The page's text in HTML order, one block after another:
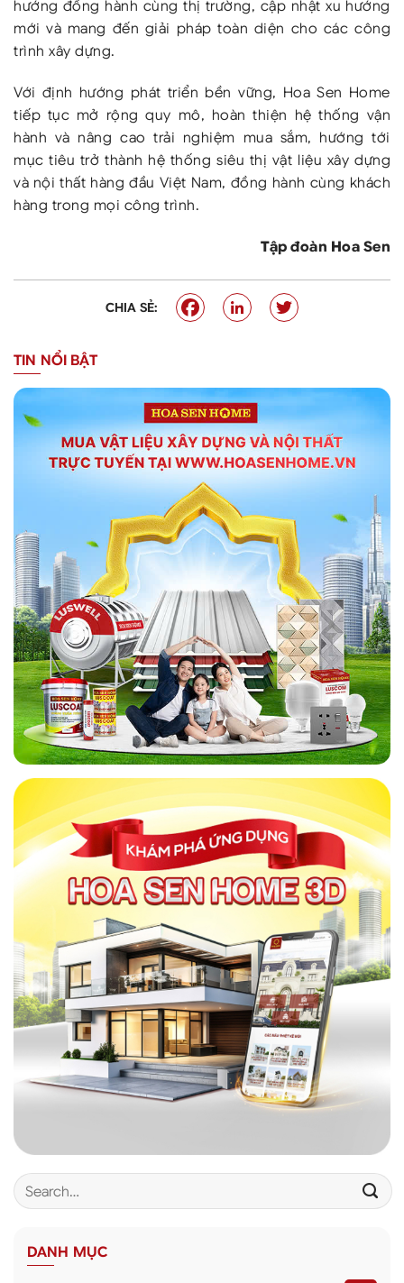
hướng đồng hành cùng thị trường, cập nhật xu hướng
mới và mang đến giải pháp toàn diện cho các công
trình xây dựng.
Với định hướng phát triển bền vững, Hoa Sen Home
tiếp tục mở rộng quy mô, hoàn thiện hệ thống vận
hành và nâng cao trải nghiệm mua sắm, hướng tới
mục tiêu trở thành hệ thống siêu thị vật liệu xây dựng
và nội thất hàng đầu Việt Nam, đồng hành cùng khách
hàng trong mọi công trình.
Tập đoàn Hoa Sen
CHIA SẺ:
TIN NỔI BẬT
DANH MỤC